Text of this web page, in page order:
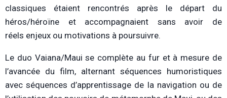
classiques étaient rencontrés après le départ du
héros/héroïne et accompagnaient sans avoir de
réels enjeux ou motivations à poursuivre.
Le duo Vaiana/Maui se complète au fur et à mesure de
l’avancée du film, alternant séquences humoristiques
avec séquences d’apprentissage de la navigation ou de